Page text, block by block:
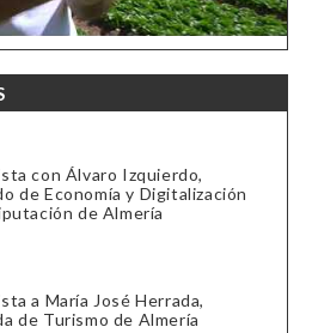
con Álvaro Izquierdo,
de Economía y Digitalización
de Almería
a María José Herrada,
de Turismo de Almería